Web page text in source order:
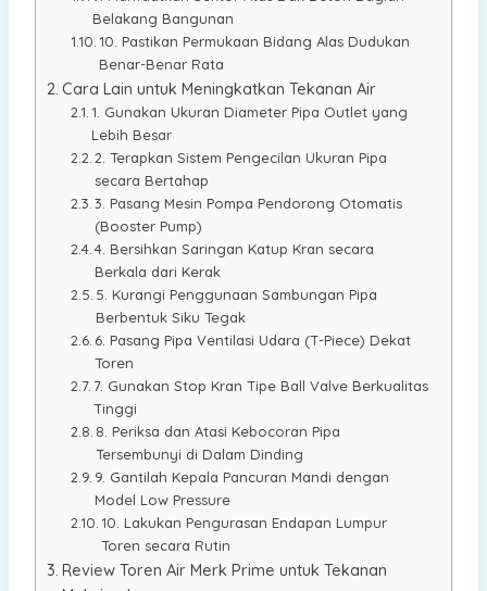
Belakang Bangunan
10. Pastikan Permukaan Bidang Alas Dudukan
Benar-Benar Rata
Cara Lain untuk Meningkatkan Tekanan Air
1. Gunakan Ukuran Diameter Pipa Outlet yang
Lebih Besar
2. Terapkan Sistem Pengecilan Ukuran Pipa
secara Bertahap
3. Pasang Mesin Pompa Pendorong Otomatis
(Booster Pump)
4. Bersihkan Saringan Katup Kran secara
Berkala dari Kerak
5. Kurangi Penggunaan Sambungan Pipa
Berbentuk Siku Tegak
6. Pasang Pipa Ventilasi Udara (T-Piece) Dekat
Toren
7. Gunakan Stop Kran Tipe Ball Valve Berkualitas
Tinggi
8. Periksa dan Atasi Kebocoran Pipa
Tersembunyi di Dalam Dinding
9. Gantilah Kepala Pancuran Mandi dengan
Model Low Pressure
10. Lakukan Pengurasan Endapan Lumpur
Toren secara Rutin
Review Toren Air Merk Prime untuk Tekanan